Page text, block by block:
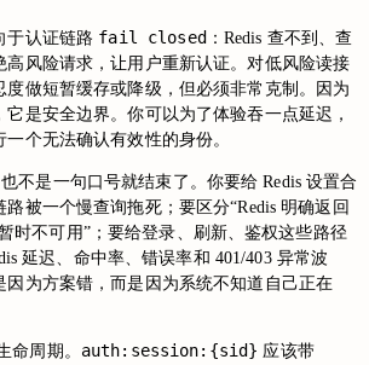
于认证链路 fail closed ：Redis 查不到、查
高风险请求，让用户重新认证。对低风险读接
度做短暂缓存或降级，但必须非常克制。因为
是安全边界。你可以为了体验吞一点延迟，
个无法确认有效性的身份。
也不是一句口号就结束了。你要给 Redis 设置合
被一个慢查询拖死；要区分“Redis 明确返回
时不可用”；要给登录、刷新、鉴权这些路径
延迟、命中率、错误率和 401/403 异常波
因为方案错，而是因为系统不知道自己正在
命周期。 auth:session:{sid} 应该带